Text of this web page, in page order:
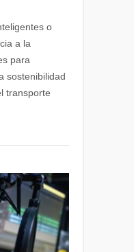
tecnologías
de
las
smart
o
a la
para
sostenibilidad
transporte